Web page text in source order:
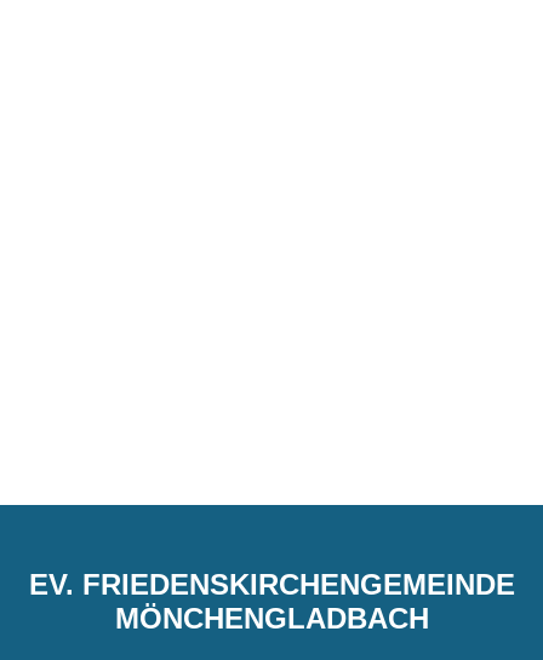
EV. FRIEDENSKIRCHENGEMEINDE
MÖNCHENGLADBACH